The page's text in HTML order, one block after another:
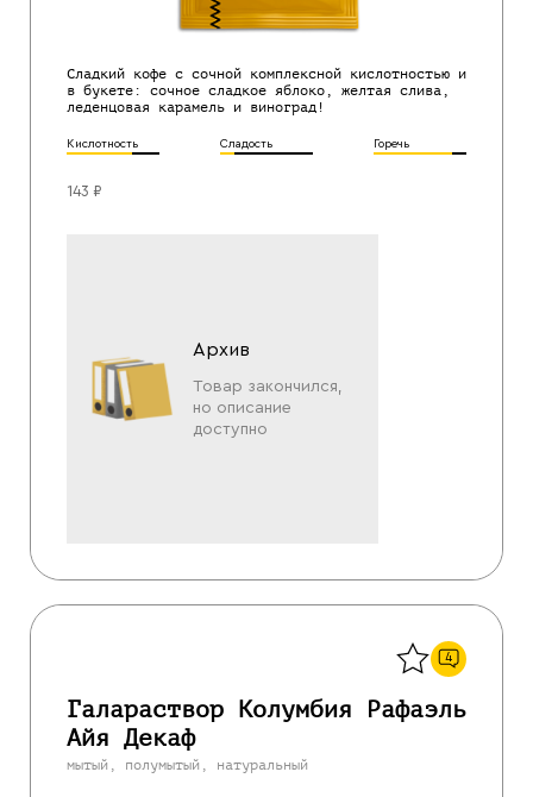
Сладкий кофе с сочной комплексной кислотностью и
в букете: сочное сладкое яблоко, желтая слива,
леденцовая карамель и виноград!
Кислотность Сладость Горечь
143 ₽
Архив
Товар закончился,
но описание
доступно
4
Галараствор Колумбия Рафаэль
Айя Декаф
мытый, полумытый, натуральный